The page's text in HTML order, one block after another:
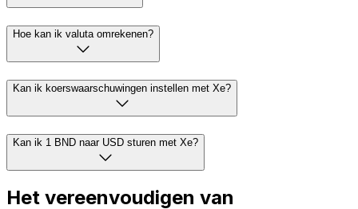
Hoe kan ik valuta omrekenen?
Kan ik koerswaarschuwingen instellen met Xe?
Kan ik 1 BND naar USD sturen met Xe?
Het vereenvoudigen van